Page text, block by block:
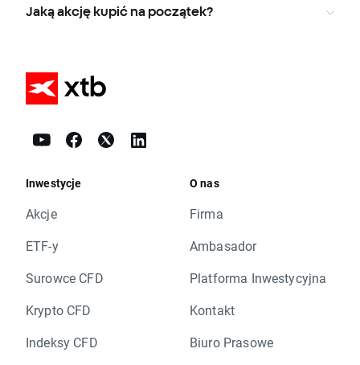
Jaką akcję kupić na początek?
Inwestycje
Akcje
ETF-y
Surowce CFD
Krypto CFD
Indeksy CFD
O nas
Firma
Ambasador
Platforma Inwestycyjna
Kontakt
Biuro Prasowe